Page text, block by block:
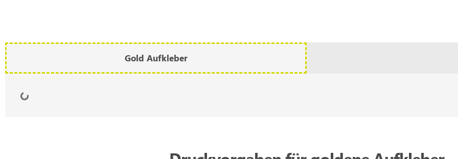
Gold Aufkleber